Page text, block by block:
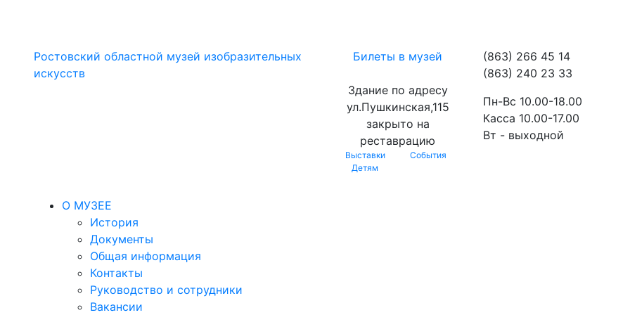
Ростовский областной музей изобразительных
искусств
Билеты в музей
Здание по адресу
ул.Пушкинская,115
закрыто на
реставрацию
Выставки
События
Детям
(863) 266 45 14
(863) 240 23 33
Пн-Вс 10.00-18.00
Касса 10.00-17.00
Вт - выходной
О МУЗЕЕ
История
Документы
Общая информация
Контакты
Руководство и сотрудники
Вакансии